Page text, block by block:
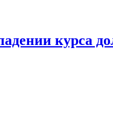
курса